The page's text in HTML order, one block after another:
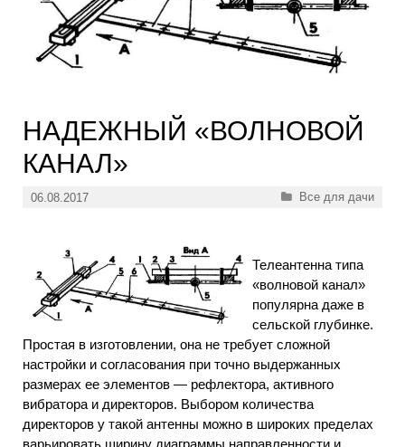
НАДЕЖНЫЙ «ВОЛНОВОЙ
КАНАЛ»
06.08.2017 Рубрики
Все для дачи
Телеантенна типа
«волновой канал»
популярна даже в
сельской глубинке.
Простая в изготовлении, она не требует сложной
настройки и согласования при точно выдержанных
размерах ее элементов — рефлектора, активного
вибратора и директоров. Выбором количества
директоров у такой антенны можно в широких пределах
варьировать ширину диаграммы направленности и